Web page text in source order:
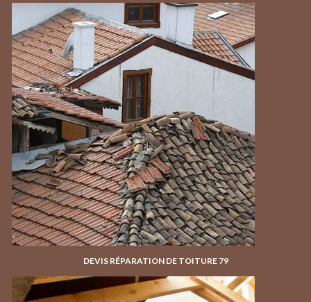
DEVIS RÉPARATION DE TOITURE 79